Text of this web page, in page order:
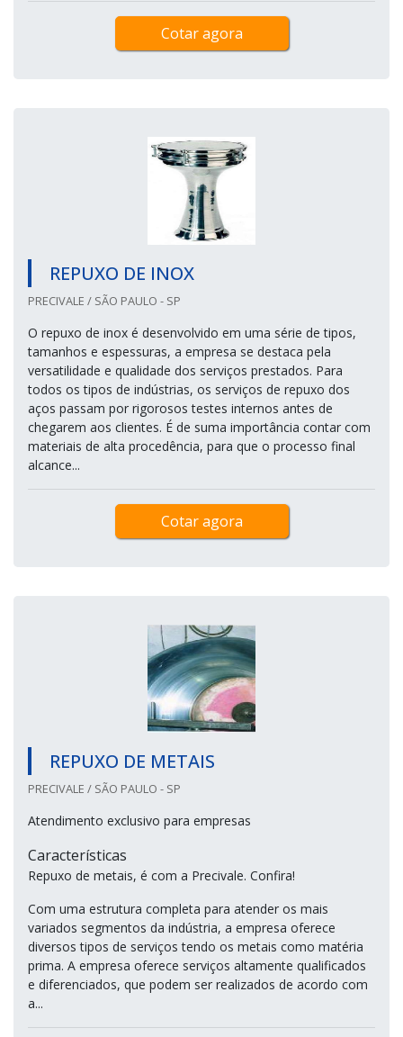
Cotar agora
REPUXO DE INOX
PRECIVALE / SÃO PAULO - SP
O repuxo de inox é desenvolvido em uma série de tipos,
tamanhos e espessuras, a empresa se destaca pela
versatilidade e qualidade dos serviços prestados. Para
todos os tipos de indústrias, os serviços de repuxo dos
aços passam por rigorosos testes internos antes de
chegarem aos clientes. É de suma importância contar com
materiais de alta procedência, para que o processo final
alcance...
Cotar agora
REPUXO DE METAIS
PRECIVALE / SÃO PAULO - SP
Atendimento exclusivo para empresas
Características
Repuxo de metais, é com a Precivale. Confira!
Com uma estrutura completa para atender os mais
variados segmentos da indústria, a empresa oferece
diversos tipos de serviços tendo os metais como matéria
prima. A empresa oferece serviços altamente qualificados
e diferenciados, que podem ser realizados de acordo com
a...